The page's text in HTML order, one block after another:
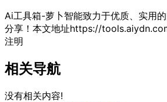
Ai工具箱-萝卜智能致力于优质、实用
分享！ 本文地址https://
注明
相关导航
没有相关内容!